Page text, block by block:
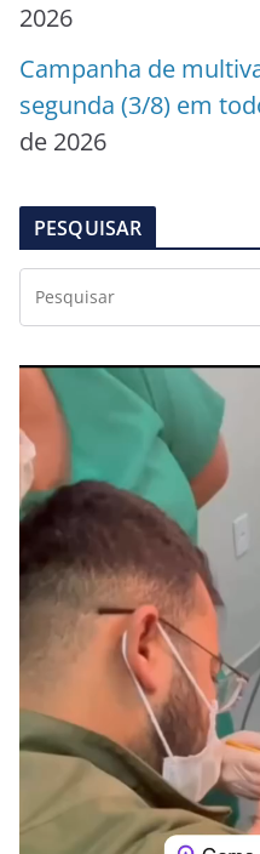
2026
Campanha de
segunda (3/8) em
de 2026
PESQUISAR